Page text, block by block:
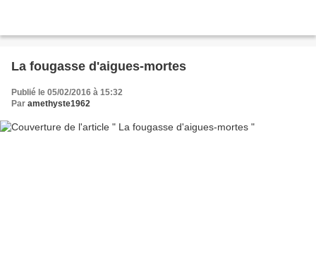
La fougasse d'aigues-mortes
Publié le 05/02/2016 à 15:32
Par amethyste1962